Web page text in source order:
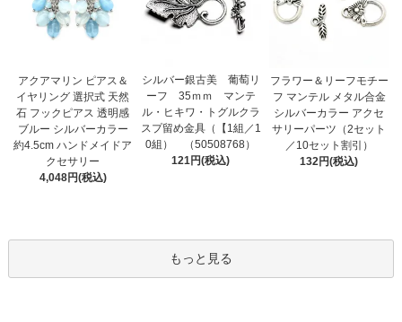
アクアマリン ピアス＆
イヤリング 選択式 天然
石 フックピアス 透明感
ブルー シルバーカラー
約4.5cm ハンドメイドア
クセサリー
4,048円(税込)
シルバー銀古美 葡萄リ
ーフ 35ｍｍ マンテ
ル・ヒキワ・トグルクラ
スプ留め金具（【1組／1
0組） （50508768）
121円(税込)
フラワー＆リーフモチー
フ マンテル メタル合金
シルバーカラー アクセ
サリーパーツ（2セット
／10セット割引）
132円(税込)
もっと見る